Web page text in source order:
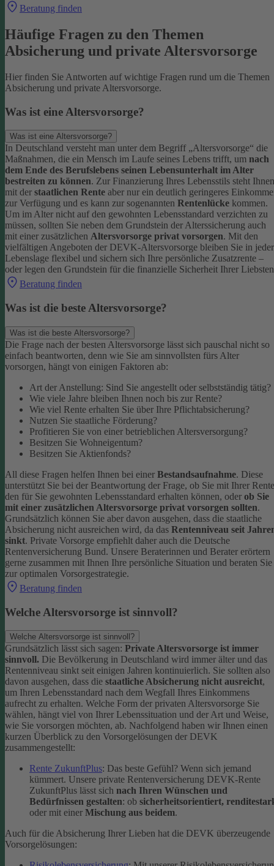
Beratung finden
Häufige Fragen zu den Themen
Absicherung und private Altersvorsorge
Hier finden Sie Antworten auf wichtige Fragen rund um die Themen
Absicherung und private Altersvorsorge.
Was ist eine Altersvorsorge?
Was ist eine Altersvorsorge?
In Deutschland versteht man unter dem Begriff „Altersvorsorge“ die
Maßnahmen, die ein Mensch im Laufe seines Lebens trifft, um nach
dem Ende des Berufslebens seinen Lebensunterhalt im Alter
bestreiten zu können. Zur Finanzierung Ihres Lebensstils steht Ihnen
mit der staatlichen Rente aber nur ein deutlich geringeres
zur Verfügung und es kann zur sogenannten Rentenlücke kommen.
Um im Alter nicht auf den gewohnten Lebensstandard verzichten zu
müssen, sollten Sie neben dem Grundstein der Alterssicherung auch
mit einer zusätzlichen Altersvorsorge privat vorsorgen. Mit den
vielfältigen Angeboten der DEVK-Altersvorsorge bleiben Sie in jeder
Lebenslage flexibel und sichern sich Ihre persönliche Zusatzrente –
oder legen den Grundstein für die finanzielle Sicherheit Ihrer
Beratung finden
Was ist die beste Altersvorsorge?
Was ist die beste Altersvorsorge?
Die Frage nach der besten Altersvorsorge lässt sich pauschal nicht so
einfach beantworten, denn wie Sie am sinnvollsten fürs Alter
vorsorgen, hängt von einigen Faktoren ab:
Art der Anstellung: Sind Sie angestellt oder selbstständig tätig?
Wie viele Jahre bleiben Ihnen noch bis zur Rente?
Wie viel Rente erhalten Sie über Ihre Pflichtabsicherung?
Nutzen Sie staatliche Förderung?
Profitieren Sie von einer betrieblichen Altersversorgung?
Besitzen Sie Wohneigentum?
Besitzen Sie Aktienfonds?
All diese Fragen helfen Ihnen bei einer Bestandsaufnahme. Diese
unterstützt Sie bei der Beantwortung der Frage, ob Sie mit Ihrer Rente
den für Sie gewohnten Lebensstandard erhalten können, oder ob Sie
mit einer zusätzlichen Altersvorsorge privat vorsorgen sollten.
Grundsätzlich können Sie aber davon ausgehen, dass die staatliche
Absicherung nicht ausreichen wird, da das Rentenniveau seit
sinkt. Private Vorsorge empfiehlt daher auch die Deutsche
Rentenversicherung Bund. Unsere Beraterinnen und Berater erörtern
gerne zusammen mit Ihnen Ihre persönliche Situation und beraten Sie
zur optimalen Vorsorgestrategie.
Beratung finden
Welche Altersvorsorge ist sinnvoll?
Welche Altersvorsorge ist sinnvoll?
Grundsätzlich lässt sich sagen: Private Altersvorsorge ist immer
sinnvoll. Die Bevölkerung in Deutschland wird immer älter und das
Rentenniveau sinkt seit einigen Jahren kontinuierlich. Sie sollten also
davon ausgehen, dass die staatliche Absicherung nicht ausreicht,
um Ihren Lebensstandard nach dem Wegfall Ihres Einkommens
aufrecht zu erhalten. Welche Form der privaten Altersvorsorge Sie
wählen, hängt viel von Ihrer Lebenssituation und der Art und Weise,
wie Sie vorsorgen möchten, ab. Nachfolgend haben wir Ihnen einen
kurzen Überblick zu den Vorsorgelösungen der DEVK
zusammengestellt:
Rente ZukunftPlus: Das beste Gefühl? Wenn sich jemand
kümmert. Unsere private Rentenversicherung DEVK-Rente
ZukunftPlus lässt sich nach Ihren Wünschen und
Bedürfnissen gestalten: ob sicherheitsorientiert,
oder mit einer Mischung aus beidem.
Auch für die Absicherung Ihrer Lieben hat die DEVK überzeugende
Vorsorgelösungen: